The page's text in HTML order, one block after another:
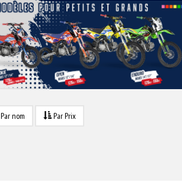
Par nom Par Prix